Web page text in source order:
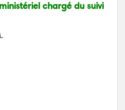
chargé du suivi